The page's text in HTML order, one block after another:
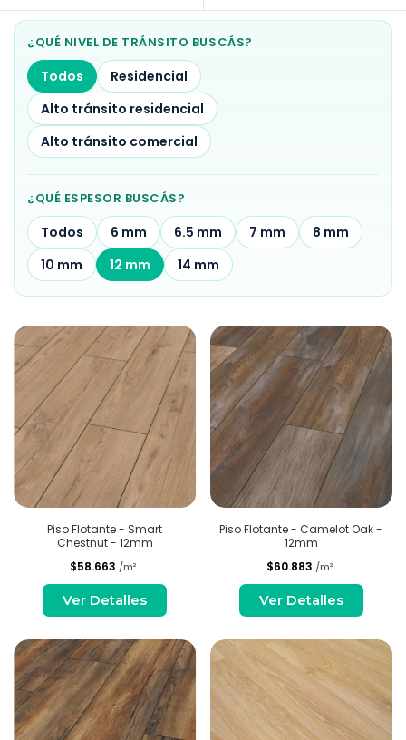
¿QUÉ NIVEL DE TRÁNSITO BUSCÁS?
Todos
Residencial
Alto tránsito residencial
Alto tránsito comercial
¿QUÉ ESPESOR BUSCÁS?
Todos 6 mm 6.5 mm 7 mm
8 mm
10 mm
12 mm 14 mm
Piso Flotante - Smart
Chestnut - 12mm
$58.663 /m²
Ver Detalles
Piso Flotante - Camelot Oak -
12mm
$60.883 /m²
Ver Detalles